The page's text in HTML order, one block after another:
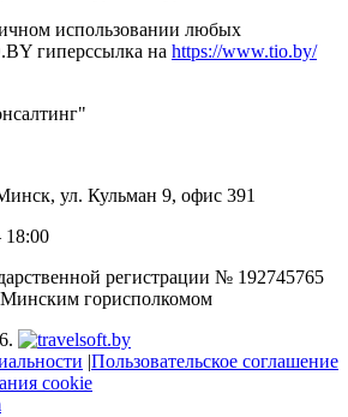
использовании любых
гиперссылка на https://www.tio.by/
ул. Кульман 9, офис 391
18:00
регистрации № 192745765
горисполкомом
|Пользовательское соглашение
cookie